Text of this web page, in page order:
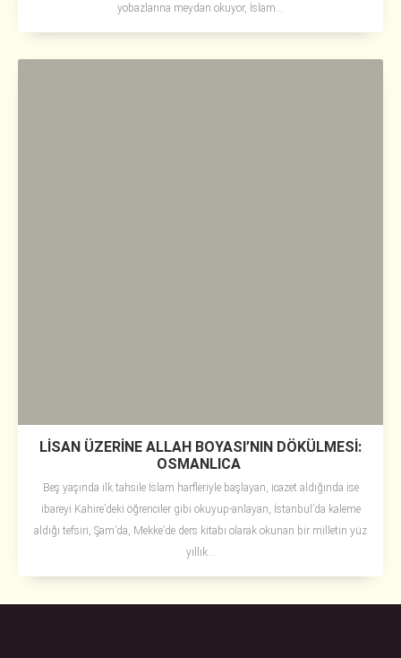
yobazlarına meydan okuyor, İslam...
LİSAN ÜZERİNE ALLAH BOYASI’NIN DÖKÜLMESİ:
OSMANLICA
Beş yaşında ilk tahsile İslam harfleriyle başlayan, icazet aldığında ise
ibareyi Kahire’deki öğrenciler gibi okuyup-anlayan, İstanbul’da kaleme
aldığı tefsiri, Şam’da, Mekke’de ders kitabı olarak okunan bir milletin yüz
yıllık...